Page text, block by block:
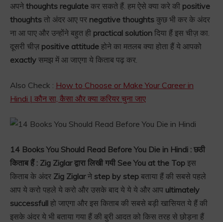
अपने thoughts regulate कर सकते हैं. हम ऐसे क्या करे की positive
thoughts तो अंदर आए पर negative thoughts कुछ भी कर के अंदर
ना आ पाए और उन्होंने बहुत ही practical solution दिया हैं इस चीज़ का.
दूसरी चीज़ positive attitude होने का मतलब क्या होता हैं ये आपको
exactly समझ में आ जाएगा ये किताब पढ़ कर.
Also Check : How to Choose or Make Your Career in
Hindi | कौन सा, कैसा और क्या करियर चुना जाए
14 Books You Should Read Before You Die in Hindi : छठी
किताब हैं : Zig Ziglar द्वारा लिखी गयी See You at the Top इस
किताब के अंदर Zig Ziglarने step by step बताया हैं की सबसे पहले
आप ये करो पहले ये करो और उसके बाद ये ये ये और आप ultimately
successfull हो जाएगा और इस किताब की सबसे बड़ी खासियत ये हैं की
इसके अंदर ये भी बताया गया हैं की बुरी आदत को किस तरह से छोड़ना हैं